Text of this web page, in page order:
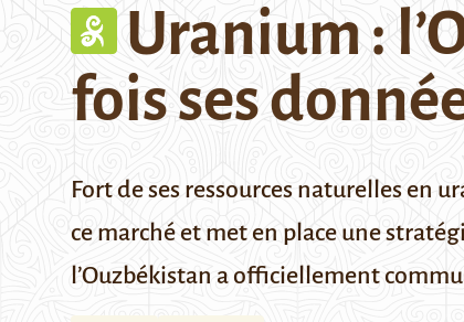
Uranium :
fois ses
Fort de ses ressources naturelles en
ce marché et met en place une
l’Ouzbékistan a officiellement